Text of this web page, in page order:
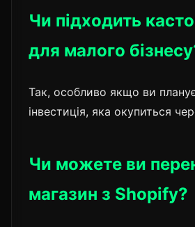
Чи підходить
для малого
Так, особливо якщо ви
інвестиція, яка окупиться
Чи можете ви
магазин з Shopify?